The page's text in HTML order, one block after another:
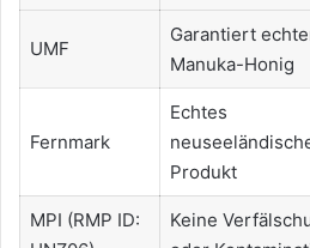
UMF
Garantiert
Manuka-Honig
Fernmark
Echtes
Produkt
MPI (RMP ID:
Keine